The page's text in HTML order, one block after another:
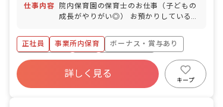
仕事内容
院内保育園の保育士のお仕事（子どもの
成長がやりがい◎） お預かりしている子
食事・睡眠・排泄・清潔・衣類の着脱等
・集団生活を通じた社会性の装着 ・行事
の計画・実行、お知らせの作成
正社員 事業所内保育
ボーナス・賞与あり
社会保険完備
有給
福利厚生充実
昇給昇進あり
産休育休制度
詳しく見る
キープ